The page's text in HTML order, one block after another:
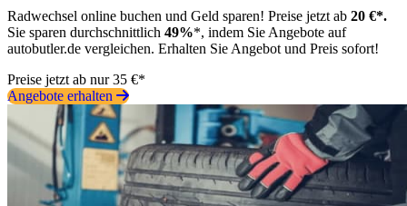
Radwechsel online buchen und Geld sparen! Preise jetzt ab 20 €*.
Sie sparen durchschnittlich 49%*, indem Sie Angebote auf
autobutler.de vergleichen. Erhalten Sie Angebot und Preis sofort!
Preise jetzt ab nur 35 €*
Angebote erhalten